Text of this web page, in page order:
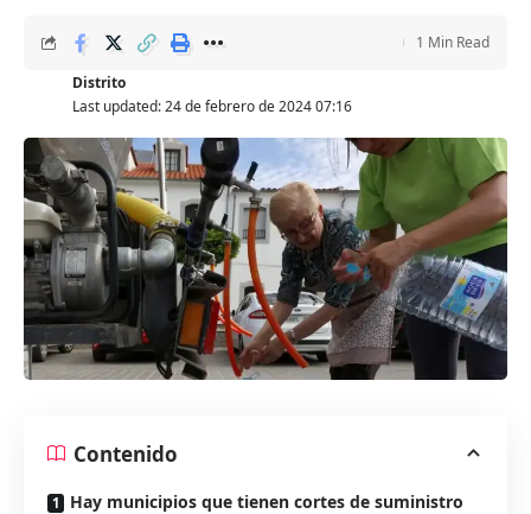
Last updated: 24 de febrero de 2024 07:16
Distrito
1 Min Read
Contenido
Hay municipios que tienen cortes de suministro